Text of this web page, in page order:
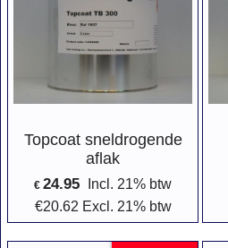
Topcoat sneldrogende
aflak
€ 24.95
Incl. 21% btw
€20.62 Excl. 21% btw